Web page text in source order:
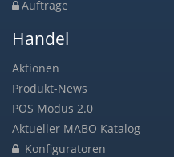
Aufträge
Handel
Aktionen
Produkt-News
POS Modus 2.0
Aktueller MABO Katalog
Konfiguratoren